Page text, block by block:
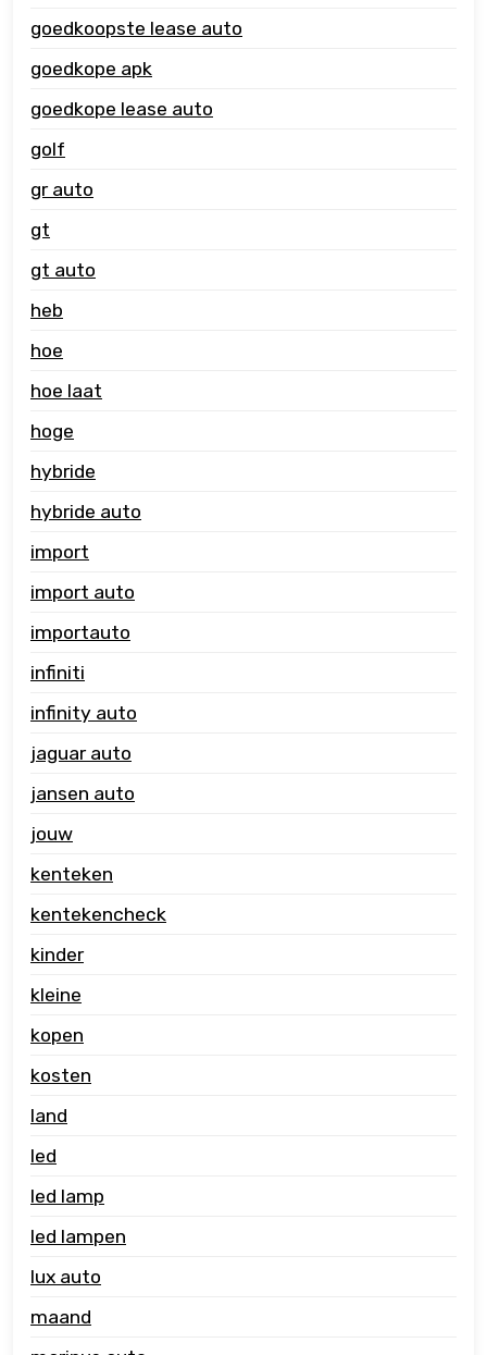
goedkoopste lease auto
goedkope apk
goedkope lease auto
golf
gr auto
gt
gt auto
heb
hoe
hoe laat
hoge
hybride
hybride auto
import
import auto
importauto
infiniti
infinity auto
jaguar auto
jansen auto
jouw
kenteken
kentekencheck
kinder
kleine
kopen
kosten
land
led
led lamp
led lampen
lux auto
maand